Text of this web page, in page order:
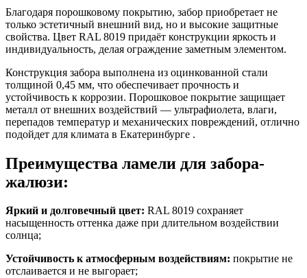
Благодаря порошковому покрытию, забор приобретает не
только эстетичный внешний вид, но и высокие защитные
свойства. Цвет RAL 8019 придаёт конструкции яркость и
индивидуальность, делая ограждение заметным элементом.
Конструкция забора выполнена из оцинкованной стали
толщиной 0,45 мм, что обеспечивает прочность и
устойчивость к коррозии. Порошковое покрытие защищает
металл от внешних воздействий — ультрафиолета, влаги,
перепадов температур и механических повреждений, отлично
подойдет для климата в Екатеринбурге .
Преимущества ламели для забора-
жалюзи:
Яркий и долговечный цвет: RAL 8019 сохраняет
насыщенность оттенка даже при длительном воздействии
солнца;
Устойчивость к атмосферным воздействиям: покрытие не
отслаивается и не выгорает;